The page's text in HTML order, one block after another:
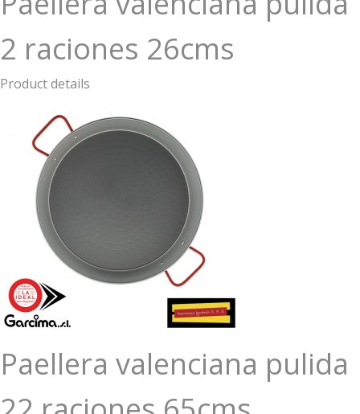
2 raciones 26cms
Product details
Paellera valenciana pulida